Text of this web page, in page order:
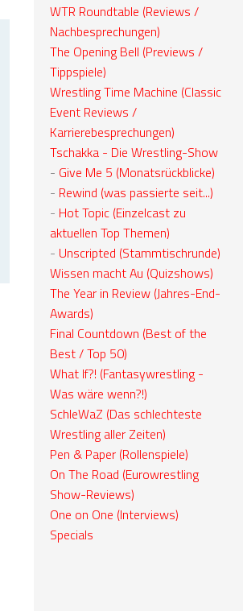
WTR Roundtable (Reviews /
Nachbesprechungen)
The Opening Bell (Previews /
Tippspiele)
Wrestling Time Machine (Classic
Event Reviews /
Karrierebesprechungen)
Tschakka - Die Wrestling-Show
- Give Me 5 (Monatsrückblicke)
- Rewind (was passierte seit...)
- Hot Topic (Einzelcast zu
aktuellen Top Themen)
- Unscripted (Stammtischrunde)
Wissen macht Au (Quizshows)
The Year in Review (Jahres-End-
Awards)
Final Countdown (Best of the
Best / Top 50)
What If?! (Fantasywrestling -
Was wäre wenn?!)
SchleWaZ (Das schlechteste
Wrestling aller Zeiten)
Pen & Paper (Rollenspiele)
On The Road (Eurowrestling
Show-Reviews)
One on One (Interviews)
Specials